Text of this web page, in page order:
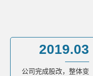
2019.03
公司完成股改，整体变